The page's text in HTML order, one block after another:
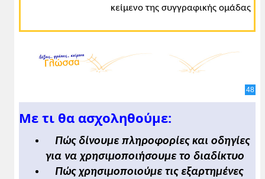
κείμενο της συγγραφικής ομάδας
48
Με τι θα ασχοληθούμε:
Πώς δίνουμε πληροφορίες και οδηγίες
για να χρησιμοποιήσουμε το διαδίκτυο
Πώς χρησιμοποιούμε τις εξαρτημένες